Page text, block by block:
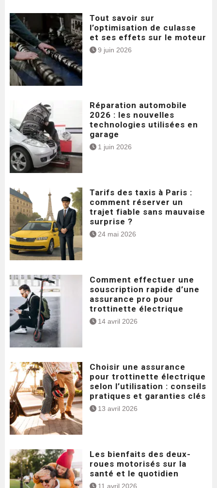
Tout savoir sur
l’optimisation de culasse
et ses effets sur le moteur
9 juin 2026
Réparation automobile
2026 : les nouvelles
technologies utilisées en
garage
1 juin 2026
Tarifs des taxis à Paris :
comment réserver un
trajet fiable sans mauvaise
surprise ?
24 mai 2026
Comment effectuer une
souscription rapide d’une
assurance pro pour
trottinette électrique
14 avril 2026
Choisir une assurance
pour trottinette électrique
selon l’utilisation : conseils
pratiques et garanties clés
13 avril 2026
Les bienfaits des deux-
roues motorisés sur la
santé et le quotidien
11 avril 2026